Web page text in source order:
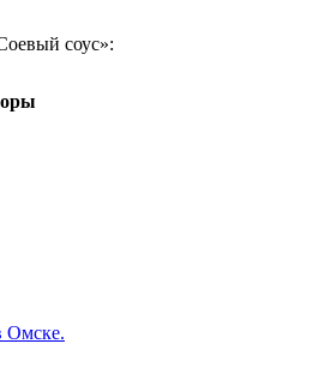
соус»: